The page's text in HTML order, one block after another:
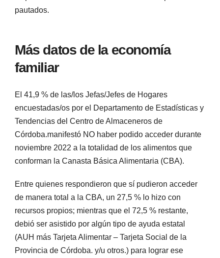
pautados.
Más datos de la economía
familiar
El 41,9 % de las/los Jefas/Jefes de Hogares
encuestadas/os por el Departamento de Estadísticas y
Tendencias del Centro de Almaceneros de
Córdoba.manifestó NO haber podido acceder durante
noviembre 2022 a la totalidad de los alimentos que
conforman la Canasta Básica Alimentaria (CBA).
Entre quienes respondieron que sí pudieron acceder
de manera total a la CBA, un 27,5 % lo hizo con
recursos propios; mientras que el 72,5 % restante,
debió ser asistido por algún tipo de ayuda estatal
(AUH más Tarjeta Alimentar – Tarjeta Social de la
Provincia de Córdoba. y/u otros.) para lograr ese